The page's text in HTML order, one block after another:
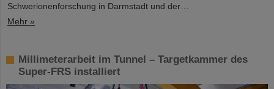
Schwerionenforschung in Darmstadt und der…
Mehr »
Millimeterarbeit im Tunnel – Targetkammer des
Super-FRS installiert